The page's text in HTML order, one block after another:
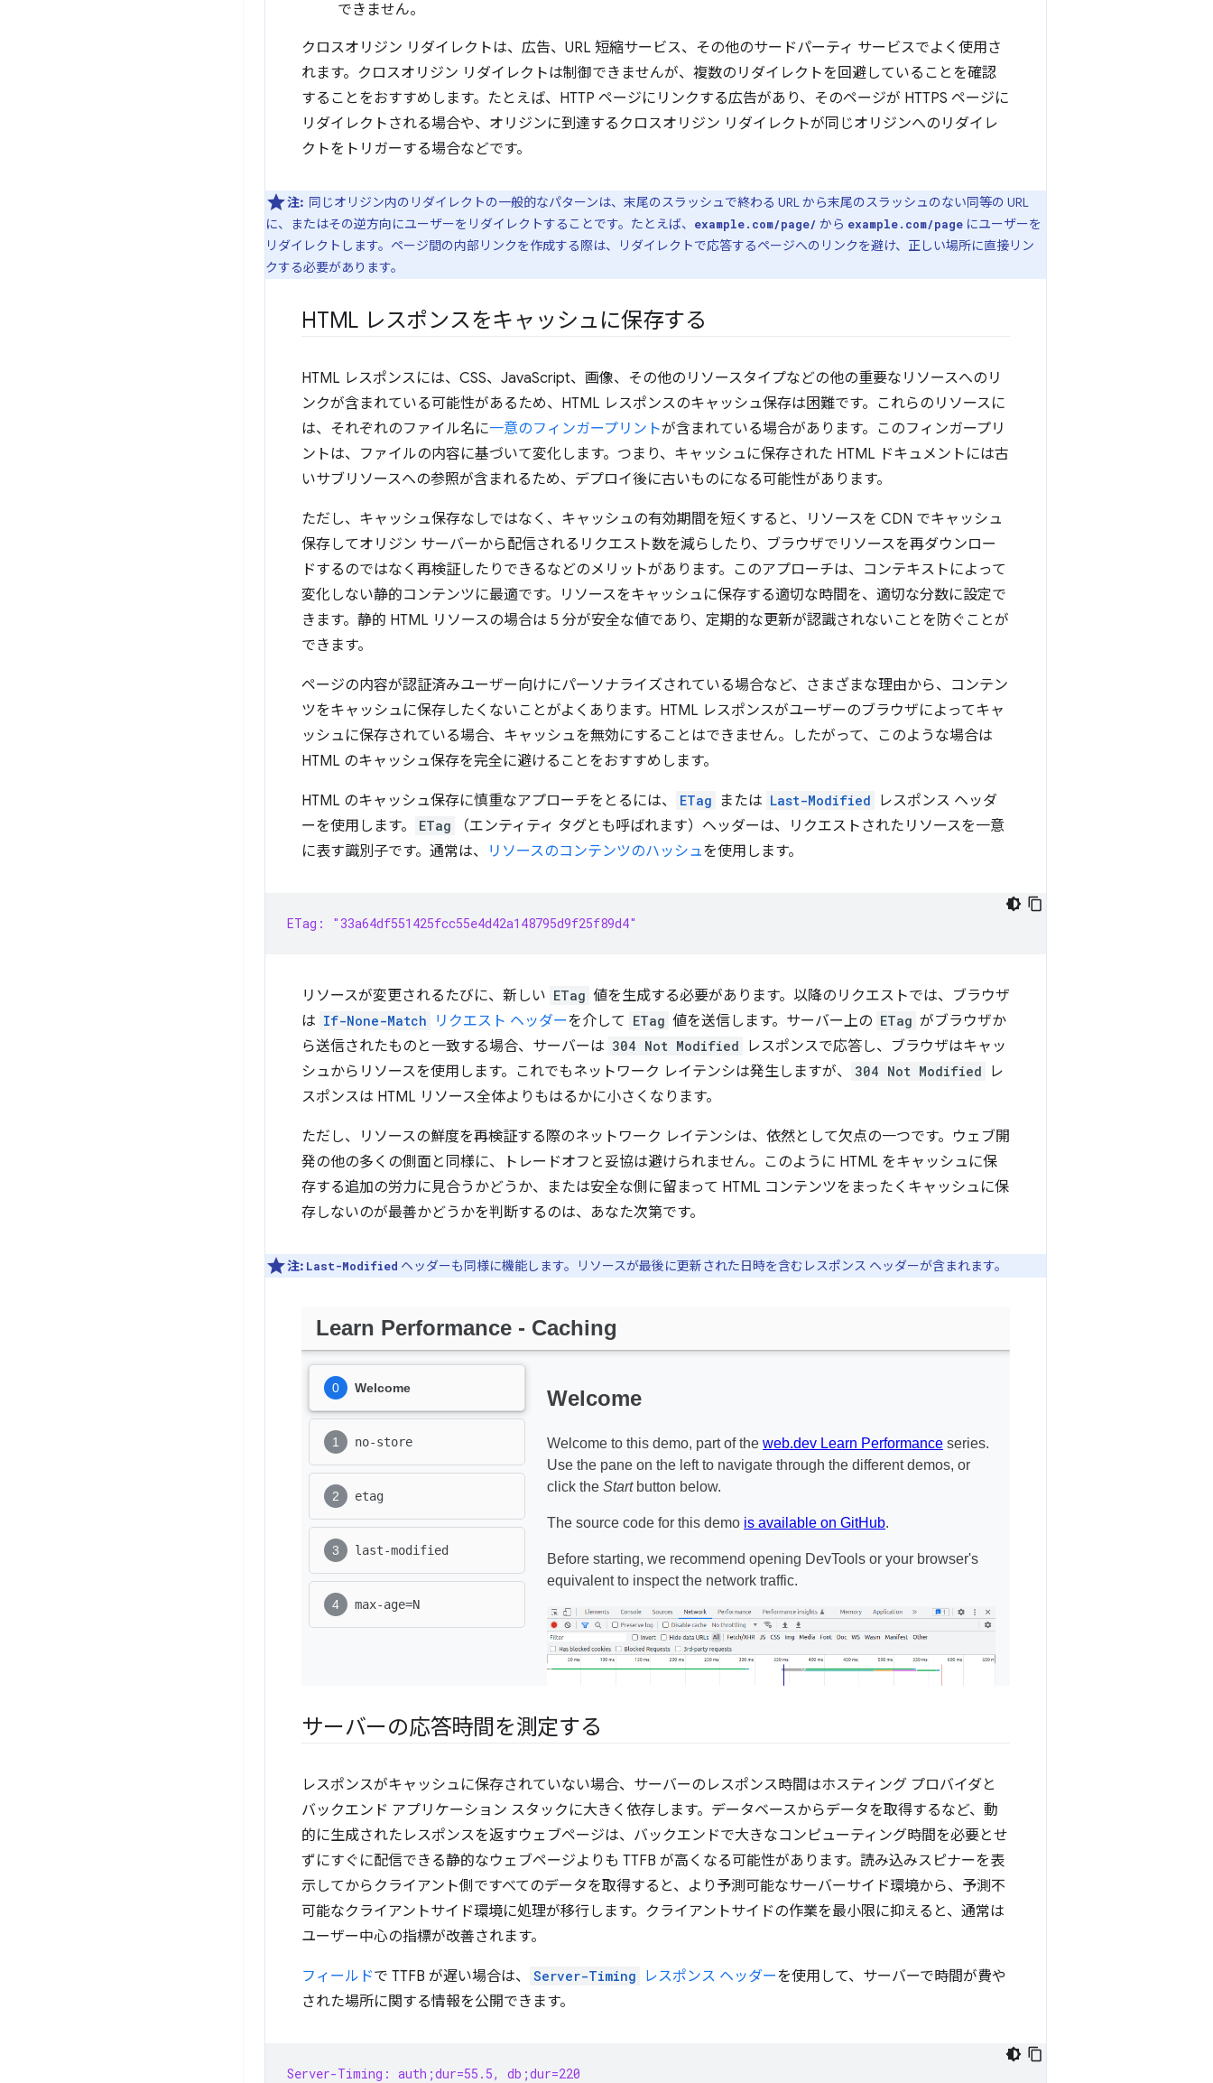
できません。
クロスオリジン リダイレクトは、広告、URL 短縮サービス、その他のサードパーティ サービスでよく使用さ
れます。クロスオリジン リダイレクトは制御できませんが、複数のリダイレクトを回避していることを確認
することをおすすめします。たとえば、HTTP ページにリンクする広告があり、そのページが HTTPS ページに
リダイレクトされる場合や、オリジンに到達するクロスオリジン リダイレクトが同じオリジンへのリダイレ
クトをトリガーする場合などです。
注: 同じオリジン内のリダイレクトの一般的なパターンは、末尾のスラッシュで終わる URL から末尾のスラッシュのない同等の URL
に、またはその逆方向にユーザーをリダイレクトすることです。たとえば、
example.com/page/ から example.com/page にユーザーを
リダイレクトします。ページ間の内部リンクを作成する際は、リダイレクトで応答するページへのリンクを避け、正しい場所に直接リン
クする必要があります。
HTML レスポンスをキャッシュに保存する
HTML レスポンスには、CSS、JavaScript、画像、その他のリソースタイプなどの他の重要なリソースへのリ
ンクが含まれている可能性があるため、HTML レスポンスのキャッシュ保存は困難です。これらのリソースに
は、それぞれのファイル名に一意のフィンガープリントが含まれている場合があります。このフィンガープリ
ントは、ファイルの内容に基づいて変化します。つまり、キャッシュに保存された HTML ドキュメントには古
いサブリソースへの参照が含まれるため、デプロイ後に古いものになる可能性があります。
ただし、キャッシュ保存なしではなく、キャッシュの有効期間を短くすると、リソースを CDN でキャッシュ
保存してオリジン サーバーから配信されるリクエスト数を減らしたり、ブラウザでリソースを再ダウンロー
ドするのではなく再検証したりできるなどのメリットがあります。このアプローチは、コンテキストによって
変化しない静的コンテンツに最適です。リソースをキャッシュに保存する適切な時間を、適切な分数に設定で
きます。静的 HTML リソースの場合は 5 分が安全な値であり、定期的な更新が認識されないことを防ぐことが
できます。
ページの内容が認証済みユーザー向けにパーソナライズされている場合など、さまざまな理由から、コンテン
ツをキャッシュに保存したくないことがよくあります。HTML レスポンスがユーザーのブラウザによってキャ
ッシュに保存されている場合、キャッシュを無効にすることはできません。したがって、このような場合は
HTML のキャッシュ保存を完全に避けることをおすすめします。
HTML のキャッシュ保存に慎重なアプローチをとるには、 ETag または Last-Modified
レスポンス ヘッダ
ーを使用します。
ETag
（エンティティ タグとも呼ばれます）ヘッダーは、リクエストされたリソースを一意
に表す識別子です。通常は、
リソースのコンテンツのハッシュを使用します。
ETag: "33a64df551425fcc55e4d42a148795d9f25f89d4"
リソースが変更されるたびに、新しい ETag 値を生成する必要があります。以降のリクエストでは、ブラウザ
は If-None-Match リクエスト ヘッダーを介して ETag 値を送信します。サーバー上の ETag がブラウザか
ら送信されたものと一致する場合、サーバーは 304 Not Modified
レスポンスで応答し、ブラウザはキャッ
シュからリソースを使用します。これでもネットワーク レイテンシは発生しますが、
304 Not Modified
レ
スポンスは HTML リソース全体よりもはるかに小さくなります。
ただし、リソースの鮮度を再検証する際のネットワーク レイテンシは、依然として欠点の一つです。ウェブ開
発の他の多くの側面と同様に、トレードオフと妥協は避けられません。このように HTML をキャッシュに保
存する追加の労力に見合うかどうか、または安全な側に留まって HTML コンテンツをまったくキャッシュに保
存しないのが最善かどうかを判断するのは、あなた次第です。
注: Last-Modified ヘッダーも同様に機能します。リソースが最後に更新された日時を含むレスポンス ヘッダーが含まれます。
サーバーの応答時間を測定する
レスポンスがキャッシュに保存されていない場合、サーバーのレスポンス時間はホスティング プロバイダと
バックエンド アプリケーション スタックに大きく依存します。データベースからデータを取得するなど、動
的に生成されたレスポンスを返すウェブページは、バックエンドで大きなコンピューティング時間を必要とせ
ずにすぐに配信できる静的なウェブページよりも TTFB が高くなる可能性があります。読み込みスピナーを表
示してからクライアント側ですべてのデータを取得すると、より予測可能なサーバーサイド環境から、予測不
可能なクライアントサイド環境に処理が移行します。クライアントサイドの作業を最小限に抑えると、通常は
ユーザー中心の指標が改善されます。
フィールドで TTFB が遅い場合は、 Server-Timing レスポンス ヘッダーを使用して、サーバーで時間が費や
された場所に関する情報を公開できます。
Server-Timing: auth;dur=55.5, db;dur=220